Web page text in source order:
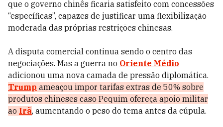
que o governo chinês ficaria satisfeito com concessões
“específicas”, capazes de justificar uma flexibilização
moderada das próprias restrições chinesas.
A disputa comercial continua sendo o centro das
negociações. Mas a guerra no Oriente Médio
adicionou uma nova camada de pressão diplomática.
Trump ameaçou impor tarifas extras de 50% sobre
produtos chineses caso Pequim ofereça apoio militar
ao Irã, aumentando o peso do tema antes da cúpula.